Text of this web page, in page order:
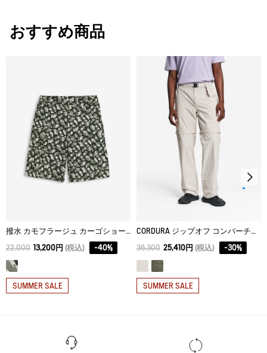
タンブル乾燥禁止。
ドライクリーニング処理ができない。
ウェットクリーニング処理ができる。：通常の処理
S
78
78
XL 78
おすすめ商品
撥水 カモフラージュ カーゴショーツ
22,000 13,200円 (税込) -40%
SUMMER SALE
CORDURA ジップオフ コンバーチブルパンツ
36,300 25,410円 (税込) -30%
SUMMER SALE